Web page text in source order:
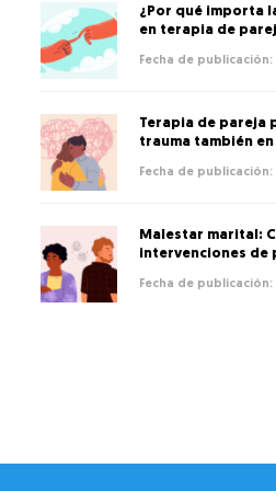
¿Por qué importa
en terapia de
Terapia de pareja
trauma también
Malestar marital:
intervenciones de